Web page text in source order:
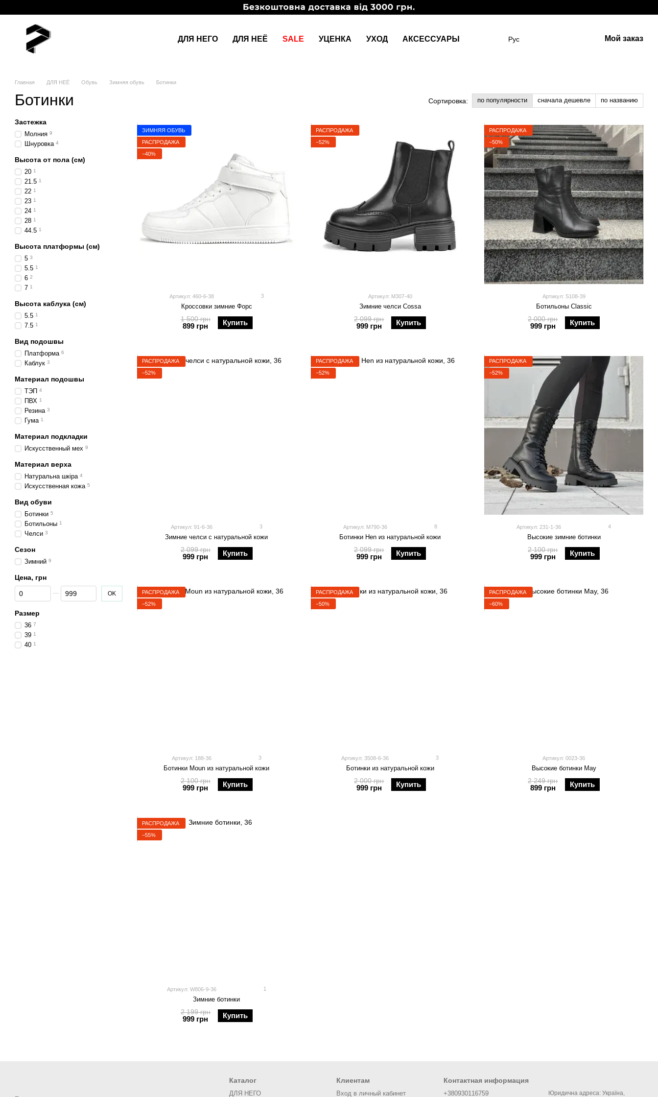
ДЛЯ НЕГО ДЛЯ НЕЁ SALE УЦЕНКА УХОД АКСЕССУАРЫ Рус Мой заказ
Главная ДЛЯ НЕЁ Обувь Зимняя обувь Ботинки
Ботинки Сортировка: по популярности сначала дешевле по названию
ЗИМНЯЯ ОБУВЬ
РАСПРОДАЖА
−40%
Артикул: 460-6-38 3
Кроссовки зимние Форс
1 500 грн
899 грн Купить
РАСПРОДАЖА
−52%
Артикул: M307-40
Зимние челси Cossa
2 099 грн
999 грн Купить
РАСПРОДАЖА
−50%
Артикул: S108-39
Ботильоны Classic
2 000 грн
999 грн Купить
РАСПРОДАЖА
−52%
Артикул: 91-6-36 3
Зимние челси с натуральной кожи
2 099 грн
999 грн Купить
РАСПРОДАЖА
−52%
Артикул: M790-36 8
Ботинки Hen из натуральной кожи
2 099 грн
999 грн Купить
РАСПРОДАЖА
−52%
Артикул: 231-1-36 4
Высокие зимние ботинки
2 100 грн
999 грн Купить
РАСПРОДАЖА
−52%
Артикул: 188-36 3
Ботинки Moun из натуральной кожи
2 100 грн
999 грн Купить
РАСПРОДАЖА
−50%
Артикул: 3508-6-36 3
Ботинки из натуральной кожи
2 000 грн
999 грн Купить
РАСПРОДАЖА
−60%
Артикул: 0023-36
Высокие ботинки May
2 249 грн
899 грн Купить
РАСПРОДАЖА
−55%
Артикул: W806-9-36 1
Зимние ботинки
2 199 грн
999 грн Купить
Застежка
Молния 9
Шнуровка 4
Высота от пола (см)
20 1
21.5 1
22 1
23 1
24 1
28 1
44.5 1
Высота платформы (см)
5 3
5.5 1
6 2
7 1
Высота каблука (см)
5.5 1
7.5 1
Вид подошвы
Платформа 6
Каблук 3
Материал подошвы
ТЭП 4
ПВХ 1
Резина 3
Гума 1
Материал подкладки
Искусственный мех 9
Материал верха
Натуральна шкіра 4
Искусственная кожа 5
Вид обуви
Ботинки 5
Ботильоны 1
Челси 3
Сезон
Зимний 9
Цена, грн
От Цена, грн
До Цена, грн OK
Размер
36 7
39 1
40 1
Каталог
ДЛЯ НЕГО
Клиентам
Вход в личный кабинет
Контактная информация
+380930116759 Юридична адреса: Україна,